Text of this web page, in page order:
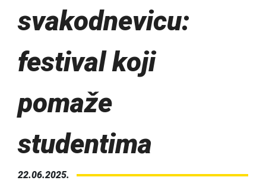
svakodnevicu:
festival koji
pomaže
studentima
22.06.2025.